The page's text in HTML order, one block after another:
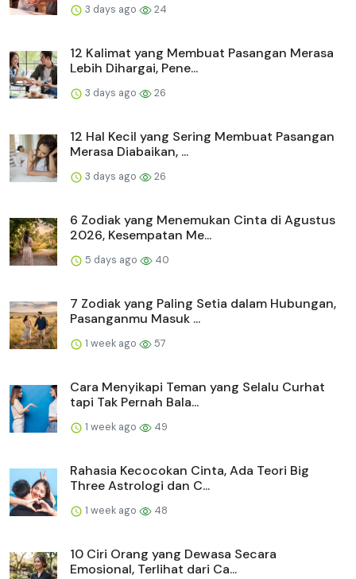
3 days ago 24
12 Kalimat yang Membuat Pasangan Merasa
Lebih Dihargai, Pene...
3 days ago 26
12 Hal Kecil yang Sering Membuat Pasangan
Merasa Diabaikan, ...
3 days ago 26
6 Zodiak yang Menemukan Cinta di Agustus
2026, Kesempatan Me...
5 days ago 40
7 Zodiak yang Paling Setia dalam Hubungan,
Pasanganmu Masuk ...
1 week ago 57
Cara Menyikapi Teman yang Selalu Curhat
tapi Tak Pernah Bala...
1 week ago 49
Rahasia Kecocokan Cinta, Ada Teori Big
Three Astrologi dan C...
1 week ago 48
10 Ciri Orang yang Dewasa Secara
Emosional, Terlihat dari Ca...